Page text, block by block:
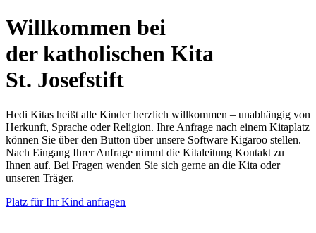
Willkommen bei
der katholischen Kita
St. Josefstift
Hedi Kitas heißt alle Kinder herzlich willkommen – unabhängig von
Herkunft, Sprache oder Religion. Ihre Anfrage nach einem Kitaplatz
können Sie über den Button über unsere Software Kigaroo stellen.
Nach Eingang Ihrer Anfrage nimmt die Kitaleitung Kontakt zu
Ihnen auf. Bei Fragen wenden Sie sich gerne an die Kita oder
unseren Träger.
Platz für Ihr Kind anfragen